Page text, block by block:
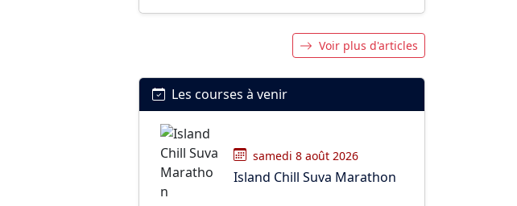
Voir plus d'articles
Les courses à venir
samedi 8 août 2026
Island Chill Suva Marathon